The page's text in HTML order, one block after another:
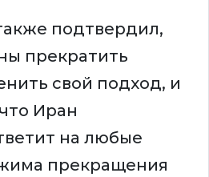
подтвердил,
прекратить
свой подход, и
Иран
на любые
прекращения